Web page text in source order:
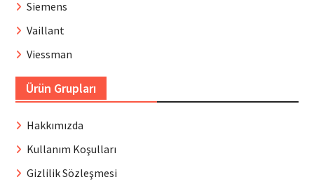
Siemens
Vaillant
Viessman
Ürün Grupları
Hakkımızda
Kullanım Koşulları
Gizlilik Sözleşmesi